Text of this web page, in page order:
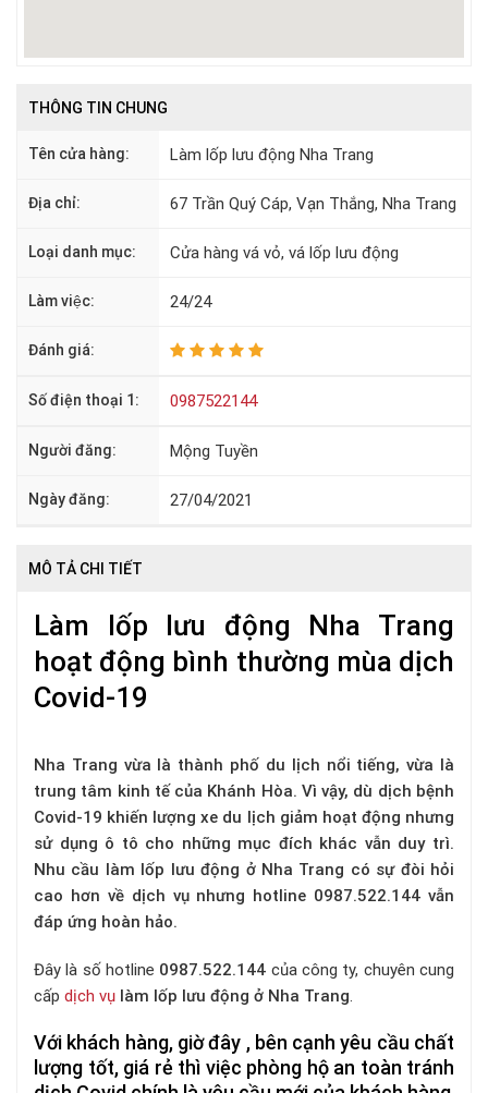
THÔNG TIN CHUNG
Tên cửa hàng: Làm lốp lưu động Nha Trang
Địa chỉ: 67 Trần Quý Cáp, Vạn Thắng, Nha Trang
Loại danh mục: Cửa hàng vá vỏ, vá lốp lưu động
Làm việc: 24/24
Đánh giá:
Số điện thoại 1: 0987522144
Người đăng: Mộng Tuyền
Ngày đăng: 27/04/2021
MÔ TẢ CHI TIẾT
Làm lốp lưu động Nha Trang
hoạt động bình thường mùa dịch
Covid-19
Nha Trang vừa là thành phố du lịch nổi tiếng, vừa là
trung tâm kinh tế của Khánh Hòa. Vì vậy, dù dịch bệnh
Covid-19 khiến lượng xe du lịch giảm hoạt động nhưng
sử dụng ô tô cho những mục đích khác vẫn duy trì.
Nhu cầu làm lốp lưu động ở Nha Trang có sự đòi hỏi
cao hơn về dịch vụ nhưng hotline 0987.522.144 vẫn
đáp ứng hoàn hảo.
Đây là số hotline 0987.522.144 của công ty, chuyên cung
cấp dịch vụ làm lốp lưu động ở Nha Trang.
Với khách hàng, giờ đây , bên cạnh yêu cầu chất
lượng tốt, giá rẻ thì việc phòng hộ an toàn tránh